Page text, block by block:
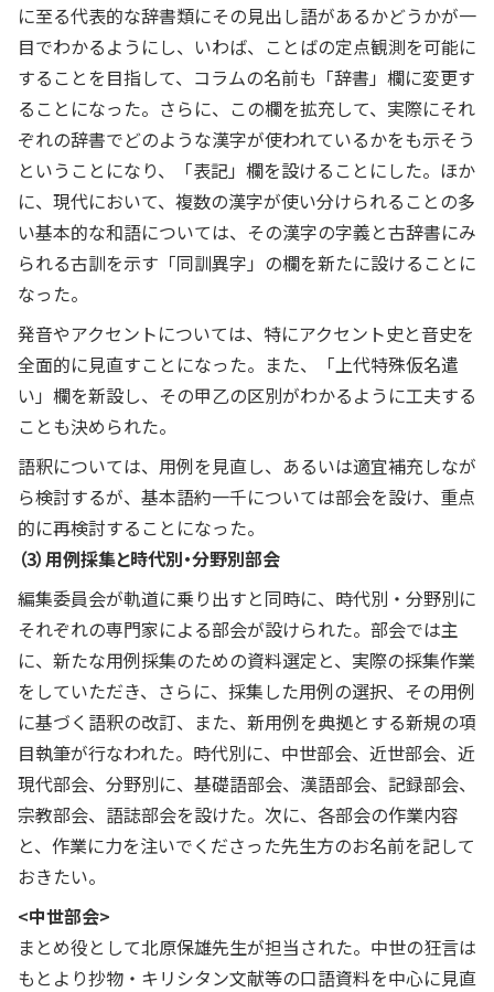
に至る代表的な辞書類にその見出し語があるかどうかが一
目でわかるようにし、いわば、ことばの定点観測を可能に
することを目指して、コラムの名前も「辞書」欄に変更す
ることになった。さらに、この欄を拡充して、実際にそれ
ぞれの辞書でどのような漢字が使われているかをも示そう
ということになり、「表記」欄を設けることにした。ほか
に、現代において、複数の漢字が使い分けられることの多
い基本的な和語については、その漢字の字義と古辞書にみ
られる古訓を示す「同訓異字」の欄を新たに設けることに
なった。
発音やアクセントについては、特にアクセント史と音史を
全面的に見直すことになった。また、「上代特殊仮名遣
い」欄を新設し、その甲乙の区別がわかるように工夫する
ことも決められた。
語釈については、用例を見直し、あるいは適宜補充しなが
ら検討するが、基本語約一千については部会を設け、重点
的に再検討することになった。
（3）用例採集と時代別・分野別部会
編集委員会が軌道に乗り出すと同時に、時代別・分野別に
それぞれの専門家による部会が設けられた。部会では主
に、新たな用例採集のための資料選定と、実際の採集作業
をしていただき、さらに、採集した用例の選択、その用例
に基づく語釈の改訂、また、新用例を典拠とする新規の項
目執筆が行なわれた。時代別に、中世部会、近世部会、近
現代部会、分野別に、基礎語部会、漢語部会、記録部会、
宗教部会、語誌部会を設けた。次に、各部会の作業内容
と、作業に力を注いでくださった先生方のお名前を記して
おきたい。
<中世部会>
まとめ役として北原保雄先生が担当された。中世の狂言は
もとより抄物・キリシタン文献等の口語資料を中心に見直